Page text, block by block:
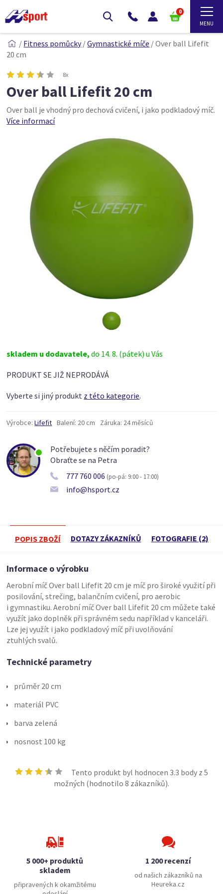
0
/ Fitness pomůcky/Gymnastické míče /Over ball Lifefit
20 cm
8x
Over ball Lifefit 20 cm
Over ball je vhodný pro dechová cvičení, i jako podkladový míč.
Více informací
skladem u dodavatele,do 14. 8. (pátek) u Vás
PRODUKT SE JIŽ NEPRODÁVÁ
Vyberte si jiný produkt z této kategorie.
Výrobce: Lifefit Balení: 20 cm Záruka: 24 měsíců
Potřebujete s něčím poradit?
Obraťte se na Petra
777 760 006 (po-pá: 9:00 - 17:00)
info@hsport.cz
POPIS ZBOŽÍ DOTAZY ZÁKAZNÍKŮ FOTOGRAFIE (2)
Informace o výrobku
Aerobní míč Over ball Lifefit 20 cm je míč pro široké využití při
posilování, strečing, balančním cvičení, pro aerobic
i gymnastiku. Aerobní míč Over ball Lifefit 20 cm můžete také
využít jako doplněk při správném sedu například v kanceláři.
Lze jej využít i jako podkladový míč při uvolňování
ztuhlých svalů.
Technické parametry
průměr 20 cm
materiál PVC
barva zelená
nosnost 100 kg
Tento produkt byl hodnocen 3.3 body z 5
možných (hodnotilo 8 zákazníků).
5 000+ produktů
skladem
připravených k okamžitému
1 200 recenzí
od našich zákazníků na
Heureka.cz